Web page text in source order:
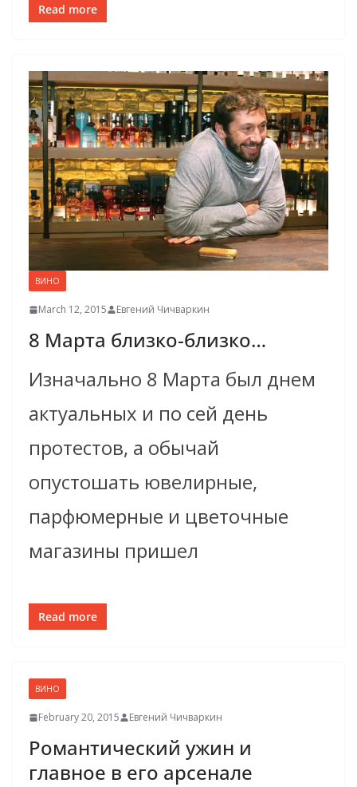
Read more
ВИНО
March 12, 2015 Евгений Чичваркин
8 Марта близко-близко…
Изначально 8 Марта был днем
актуальных и по сей день
протестов, а обычай
опустошать ювелирные,
парфюмерные и цветочные
магазины пришел
Read more
ВИНО
February 20, 2015 Евгений Чичваркин
Романтический ужин и
главное в его арсенале